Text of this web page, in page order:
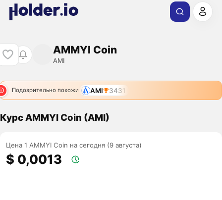
AMMYI Coin
AMI
Подозрительно похожи AMI 3431
Курс AMMYI Coin (AMI)
Цена 1 AMMYI Coin на сегодня (9 августа)
$ 0,0013